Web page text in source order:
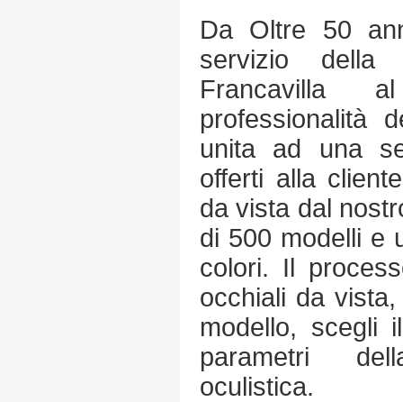
Da Oltre 50
servizio
Francavilla
professionalità
unita ad una
offerti alla
da vista dal
di 500 modelli e
colori. Il
occhiali da
modello, scegli
parametri
oculistica.